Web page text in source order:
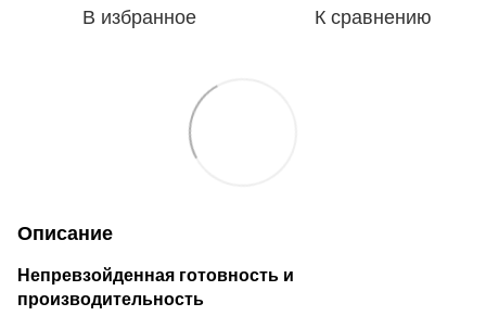
В избранное К сравнению
Описание
Непревзойденная готовность и
производительность